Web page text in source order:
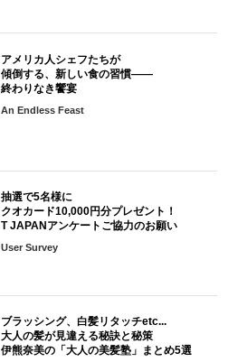
アメリカ人シェフたちが
傾倒する、新しい食の習慣――
終わりなき饗宴
An Endless Feast
抽選で5名様に
クオカード10,000円分プレゼント！
T JAPANアンケートご協力のお願い
User Survey
ブラッシング、白髪リタッチetc...
大人の髪が見違える秘訣と秘策
伊熊奈美の「大人の美髪塾」まとめ5選